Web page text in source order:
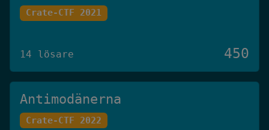
Crate-CTF 2021
14 lösare 450
Antimodänerna
Crate-CTF 2022